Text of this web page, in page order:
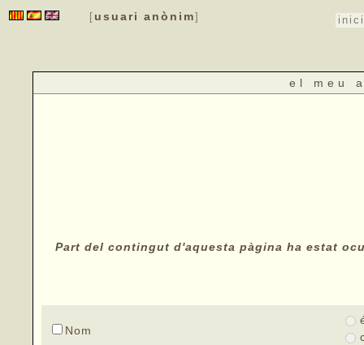
[ usuari anònim] inici
el meu
Part del contingut d'aquesta pàgina ha estat
Nom